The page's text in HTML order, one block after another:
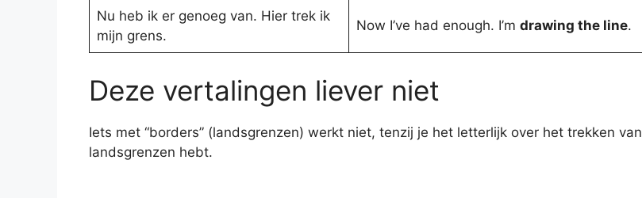
Nu heb ik er genoeg van. Hier trek ik
mijn grens.
Now I’ve had enough. I’m drawing the line.
Deze vertalingen liever niet
Iets met “borders” (landsgrenzen) werkt niet, tenzij je het letterlijk over het trekken van
landsgrenzen hebt.